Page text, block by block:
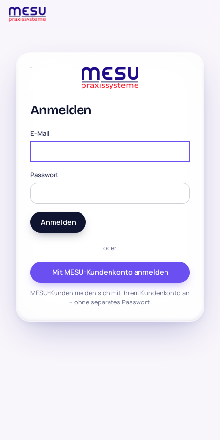
Anmelden
E-Mail
Passwort
Anmelden
oder
Mit MESU-Kundenkonto anmelden
MESU-Kunden melden sich mit ihrem Kundenkonto an
– ohne separates Passwort.